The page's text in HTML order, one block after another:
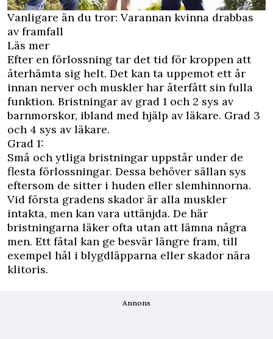
Vanligare än du tror: Varannan kvinna drabbas
av framfall
Läs mer
Efter en förlossning tar det tid för kroppen att
återhämta sig helt. Det kan ta uppemot ett år
innan nerver och muskler har återfått sin fulla
funktion. Bristningar av grad 1 och 2 sys av
barnmorskor, ibland med hjälp av läkare. Grad 3
och 4 sys av läkare.
Grad 1:
Små och ytliga bristningar uppstår under de
flesta förlossningar. Dessa behöver sällan sys
eftersom de sitter i huden eller slemhinnorna.
Vid första gradens skador är alla muskler
intakta, men kan vara uttänjda. De här
bristningarna läker ofta utan att lämna några
men. Ett fåtal kan ge besvär längre fram, till
exempel hål i blygdläpparna eller skador nära
klitoris.
Annons